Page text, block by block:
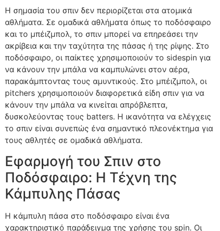
Η σημασία του σπιν δεν περιορίζεται στα ατομικά
αθλήματα. Σε ομαδικά αθλήματα όπως το ποδόσφαιρο
και το μπέιζμπολ, το σπιν μπορεί να επηρεάσει την
ακρίβεια και την ταχύτητα της πάσας ή της ρίψης. Στο
ποδόσφαιρο, οι παίκτες χρησιμοποιούν το sidespin για
να κάνουν την μπάλα να καμπυλώνει στον αέρα,
παρακάμπτοντας τους αμυντικούς. Στο μπέιζμπολ, οι
pitchers χρησιμοποιούν διαφορετικά είδη σπιν για να
κάνουν την μπάλα να κινείται απρόβλεπτα,
δυσκολεύοντας τους batters. Η ικανότητα να ελέγχεις
το σπιν είναι συνεπώς ένα σημαντικό πλεονέκτημα για
τους αθλητές σε ομαδικά αθλήματα.
Εφαρμογή του Σπιν στο
Ποδόσφαιρο: Η Τέχνη της
Κάμπυλης Πάσας
Η κάμπυλη πάσα στο ποδόσφαιρο είναι ένα
χαρακτηριστικό παράδειγμα της χρήσης του spin. Οι